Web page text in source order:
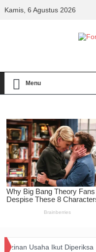
Kamis, 6 Agustus 2026
Menu
Ikut Diperiksa Big